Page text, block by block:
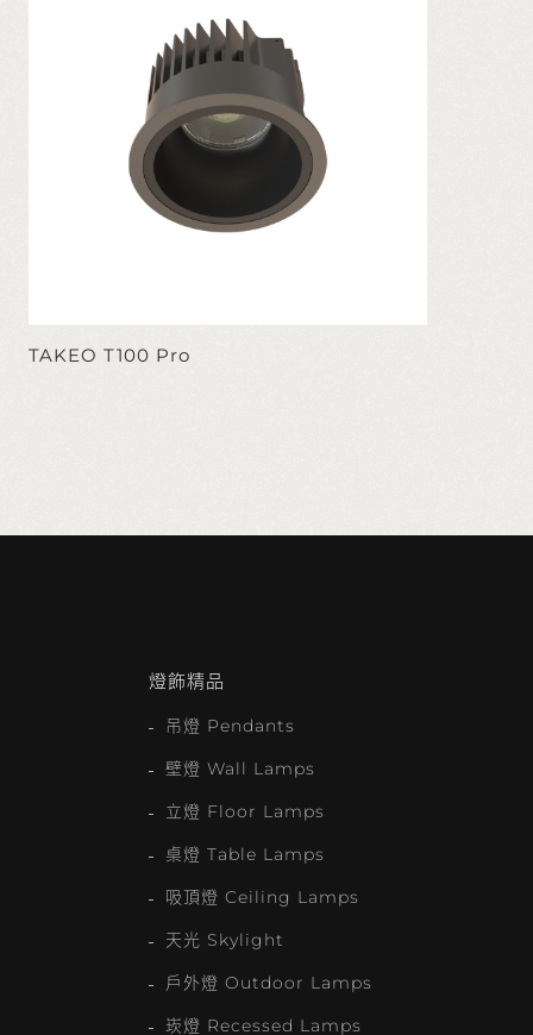
TAKEO T100 Pro
燈飾精品
吊燈 Pendants
壁燈 Wall Lamps
立燈 Floor Lamps
桌燈 Table Lamps
吸頂燈 Ceiling Lamps
天光 Skylight
戶外燈 Outdoor Lamps
崁燈 Recessed Lamps